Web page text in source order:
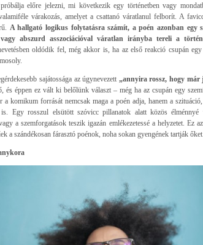
előre jelezni, mi következik egy történetben vagy
várakozás, amelyet a csattanó váratlanul felborít. A
A hallgató logikus folytatásra számít, a poén azonban egy
abszurd asszociációval váratlan irányba tereli a
oldódik fel, még akkor is, ha az első reakció csupán
sajátossága az úgynevezett „annyira rossz, hogy már
és éppen ez vált ki belőlünk választ – még ha az csupán egy
komikum forrását nemcsak maga a poén adja, hanem a szituáció,
is. Egy rosszul elsütött szóvicc pillanatok alatt közös
a szemforgatások teszik igazán emlékezetessé a helyzetet. Ez
a szándékosan fárasztó poénok, noha sokan gyengének tartják őket.